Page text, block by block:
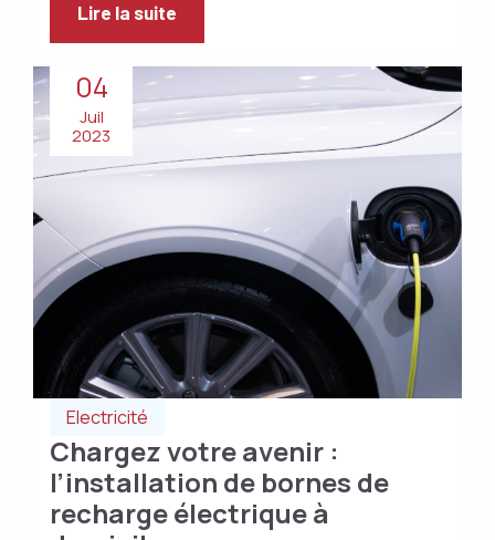
Lire la suite
04
Juil
2023
Electricité
Chargez votre avenir :
l’installation de bornes de
recharge électrique à